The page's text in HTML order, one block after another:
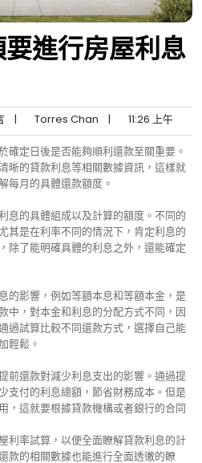
進行房屋利息
| Torres Chan | 11:26 上午
確定日後是否能夠順利還款至關重要。
晰的貸款利息等相關數據資訊，這樣就
每月的具體還款額度。
息的具體組成以及計算的額度。不同的
其是在利率不同的情況下，肯定利息的
除了能明確具體的利息之外，還能確定
的影響，例如等額本息和等額本金，是
中，對本金和利息的分配方式不同，因
過試算比較不同還款方式，選擇自己能
輕鬆。
前還款對減少利息支出的影響。通過提
支付的利息總額，節省財務成本。但是
，這就要根據貸款機構或者銀行的合同
利率試算，以便全面瞭解貸款利息的計
款的相關數據也能進行全面透徹的瞭